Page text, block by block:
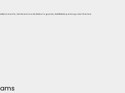
komanda, kuri išmaniosiomis technologijomis, išskirtinėmis paslaugomis ir tvariais